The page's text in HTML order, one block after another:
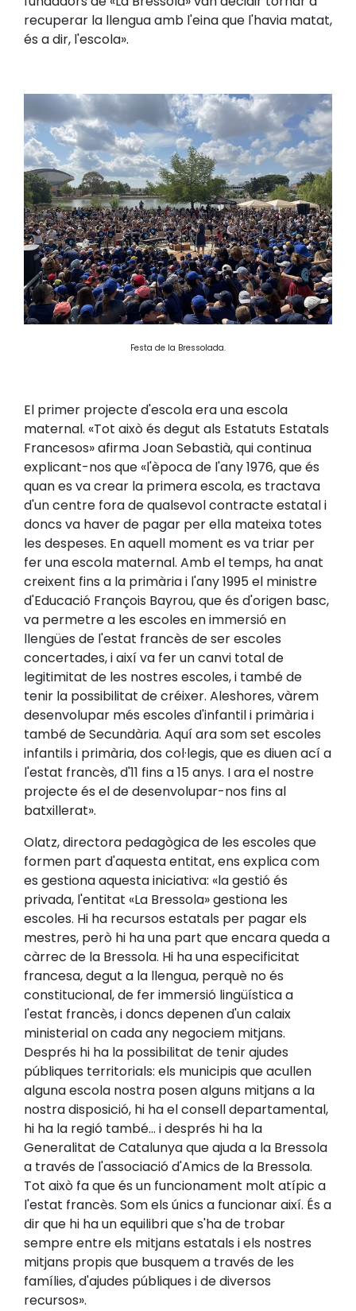
recuperar la llengua amb l'eina que l'havia matat,
és a dir, l'escola».
Festa de la Bressolada.
El primer projecte d'escola era una escola
maternal. «Tot això és degut als Estatuts Estatals
Francesos» afirma Joan Sebastià, qui continua
explicant-nos que «l'època de l'any 1976, que és
quan es va crear la primera escola, es tractava
d'un centre fora de qualsevol contracte estatal i
doncs va haver de pagar per ella mateixa totes
les despeses. En aquell moment es va triar per
fer una escola maternal. Amb el temps, ha anat
creixent fins a la primària i l'any 1995 el ministre
d'Educació François Bayrou, que és d'origen basc,
va permetre a les escoles en immersió en
llengües de l'estat francès de ser escoles
concertades, i així va fer un canvi total de
legitimitat de les nostres escoles, i també de
tenir la possibilitat de créixer. Aleshores, vàrem
desenvolupar més escoles d'infantil i primària i
també de Secundària. Aquí ara som set escoles
infantils i primària, dos col·legis, que es diuen ací a
l'estat francès, d'11 fins a 15 anys. I ara el nostre
projecte és el de desenvolupar-nos fins al
batxillerat».
Olatz, directora pedagògica de les escoles que
formen part d'aquesta entitat, ens explica com
es gestiona aquesta iniciativa: «la gestió és
privada, l'entitat «La Bressola» gestiona les
escoles. Hi ha recursos estatals per pagar els
mestres, però hi ha una part que encara queda a
càrrec de la Bressola. Hi ha una especificitat
francesa, degut a la llengua, perquè no és
constitucional, de fer immersió lingüística a
l'estat francès, i doncs depenen d'un calaix
ministerial on cada any negociem mitjans.
Després hi ha la possibilitat de tenir ajudes
públiques territorials: els municipis que acullen
alguna escola nostra posen alguns mitjans a la
nostra disposició, hi ha el consell departamental,
hi ha la regió també... i després hi ha la
Generalitat de Catalunya que ajuda a la Bressola
a través de l'associació d'Amics de la Bressola.
Tot això fa que és un funcionament molt atípic a
l'estat francès. Som els únics a funcionar així. És a
dir que hi ha un equilibri que s'ha de trobar
sempre entre els mitjans estatals i els nostres
mitjans propis que busquem a través de les
famílies, d'ajudes públiques i de diversos
recursos».